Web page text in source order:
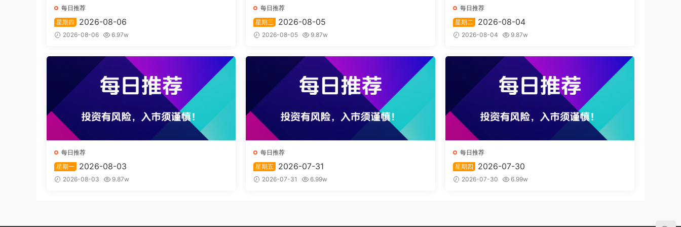
每日推荐
星期四
2026-08-06
2026-08-06 6.97w
每日推荐
星期三
2026-08-05
2026-08-05 9.87w
每日推荐
星期二
2026-08-04
2026-08-04 9.87w
每日推荐
星期一
2026-08-03
2026-08-03 9.87w
每日推荐
星期五
2026-07-31
2026-07-31 6.99w
每日推荐
星期四
2026-07-30
2026-07-30 6.99w